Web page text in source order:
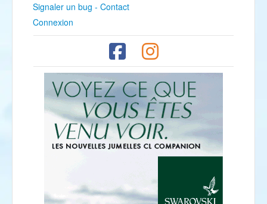
Signaler un bug - Contact
Connexion